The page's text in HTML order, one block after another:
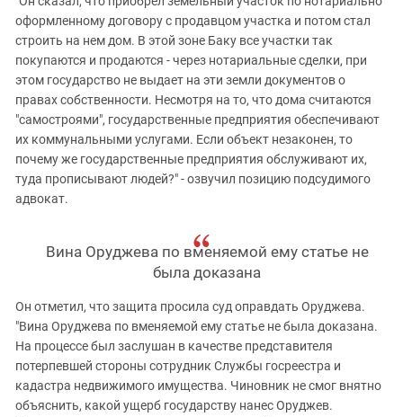
оформленному договору с продавцом участка и потом стал
строить на нем дом. В этой зоне Баку все участки так
покупаются и продаются - через нотариальные сделки, при
этом государство не выдает на эти земли документов о
правах собственности. Несмотря на то, что дома считаются
"самостроями", государственные предприятия обеспечивают
их коммунальными услугами. Если объект незаконен, то
почему же государственные предприятия обслуживают их,
туда прописывают людей?" - озвучил позицию подсудимого
адвокат.
Вина Оруджева по вменяемой ему статье не
была доказана
Он отметил, что защита просила суд оправдать Оруджева.
"Вина Оруджева по вменяемой ему статье не была доказана.
На процессе был заслушан в качестве представителя
потерпевшей стороны сотрудник Службы госреестра и
кадастра недвижимого имущества. Чиновник не смог внятно
объяснить, какой ущерб государству нанес Оруджев.